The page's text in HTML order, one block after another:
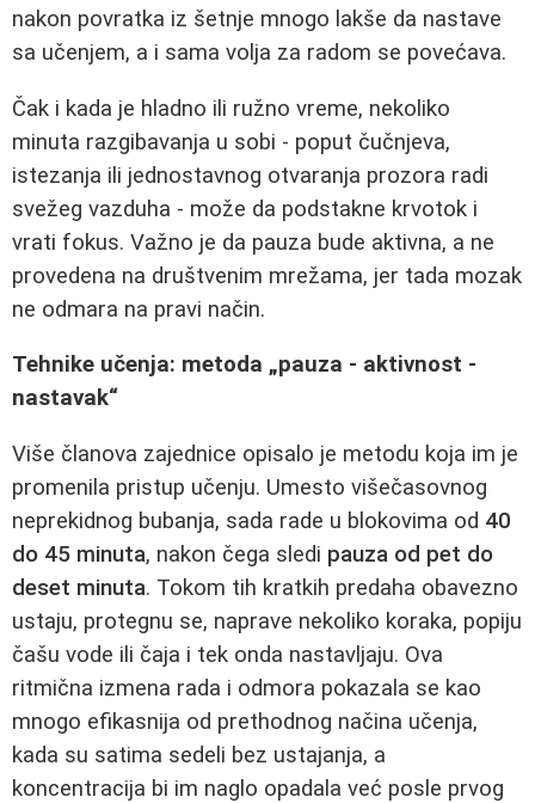
nakon povratka iz šetnje mnogo lakše da nastave
sa učenjem, a i sama volja za radom se povećava.
Čak i kada je hladno ili ružno vreme, nekoliko
minuta razgibavanja u sobi - poput čučnjeva,
istezanja ili jednostavnog otvaranja prozora radi
svežeg vazduha - može da podstakne krvotok i
vrati fokus. Važno je da pauza bude aktivna, a ne
provedena na društvenim mrežama, jer tada mozak
ne odmara na pravi način.
Tehnike učenja: metoda „pauza - aktivnost -
nastavak“
Više članova zajednice opisalo je metodu koja im je
promenila pristup učenju. Umesto višečasovnog
neprekidnog bubanja, sada rade u blokovima od 40
do 45 minuta, nakon čega sledi pauza od pet do
deset minuta. Tokom tih kratkih predaha obavezno
ustaju, protegnu se, naprave nekoliko koraka, popiju
čašu vode ili čaja i tek onda nastavljaju. Ova
ritmična izmena rada i odmora pokazala se kao
mnogo efikasnija od prethodnog načina učenja,
kada su satima sedeli bez ustajanja, a
koncentracija bi im naglo opadala već posle prvog